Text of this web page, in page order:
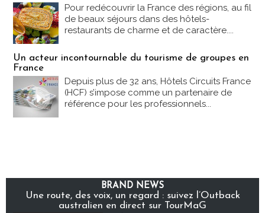
Pour redécouvrir la France des régions, au fil
de beaux séjours dans des hôtels-
restaurants de charme et de caractère....
Un acteur incontournable du tourisme de groupes en
France
Depuis plus de 32 ans, Hôtels Circuits France
(HCF) s’impose comme un partenaire de
référence pour les professionnels...
BRAND NEWS
Une route, des voix, un regard : suivez l’Outback
australien en direct sur TourMaG